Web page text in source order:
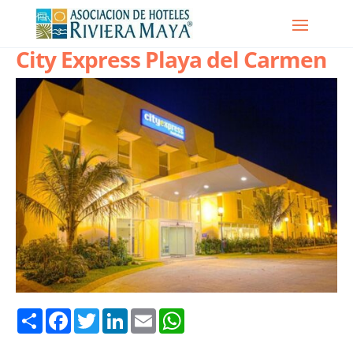
City Express Playa del Carmen
ShareFacebookTwitterLinkedIn
EmailWhatsApp